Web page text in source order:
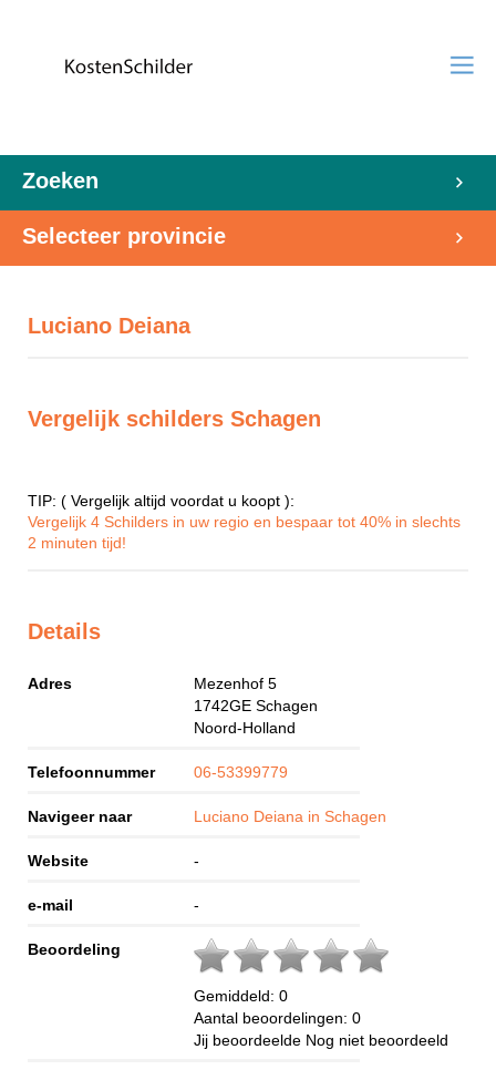
Zoeken
Selecteer provincie
Luciano Deiana
Vergelijk schilders Schagen
TIP: ( Vergelijk altijd voordat u koopt ):
Vergelijk 4 Schilders in uw regio en bespaar tot 40% in slechts
2 minuten tijd!
Details
Adres
Mezenhof 5
1742GE Schagen
Noord-Holland
Telefoonnummer 06-53399779
Navigeer naar Luciano Deiana in Schagen
Website -
e-mail -
Beoordeling
Gemiddeld: 0
Aantal beoordelingen: 0
Jij beoordeelde Nog niet beoordeeld